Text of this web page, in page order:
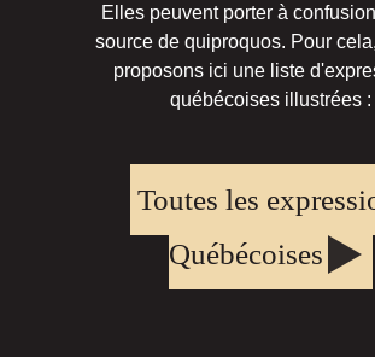
Elles peuvent porter à
source de quiproquos. Pour
proposons ici une liste
québécoises illustrées :
Toutes les
Québécoises